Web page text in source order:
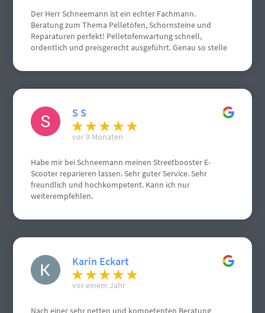
Der Herr Schneemann ist ein echter Fachmann.
Beratung zum Thema Pelletöfen, Schornsteine und
Reparaturen perfekt! Pelletofenwartung schnell,
ordentlich und preisgerecht ausgeführt. Genau so stelle
S S
vor 9 Monaten
Habe mir bei Schneemann meinen Streetbooster E-
Scooter reparieren lassen. Sehr guter Service. Sehr
freundlich und hochkompetent. Kann ich nur
weiterempfehlen.
Karin Eckart
vor einem Jahr
Nach einer sehr netten und kompetenten Beratung